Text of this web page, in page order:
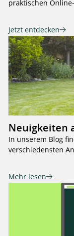
praktischen
Jetzt entdecken
Neuigkeiten
In unserem Blog
verschiedensten
Mehr lesen